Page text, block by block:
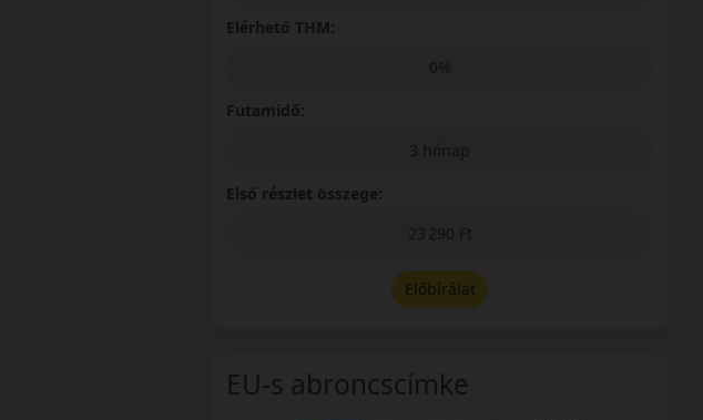
Elérhető THM:
0%
Futamidő:
3 hónap
Első részlet összege:
23 290 Ft
Előbírálat
EU-s abroncscímke